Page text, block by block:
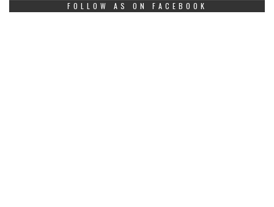
FOLLOW AS ON FACEBOOK